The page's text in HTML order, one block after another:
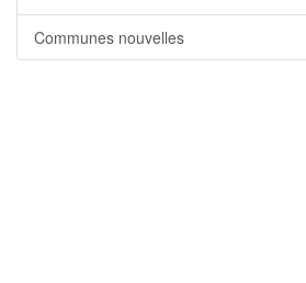
Communes nouvelles